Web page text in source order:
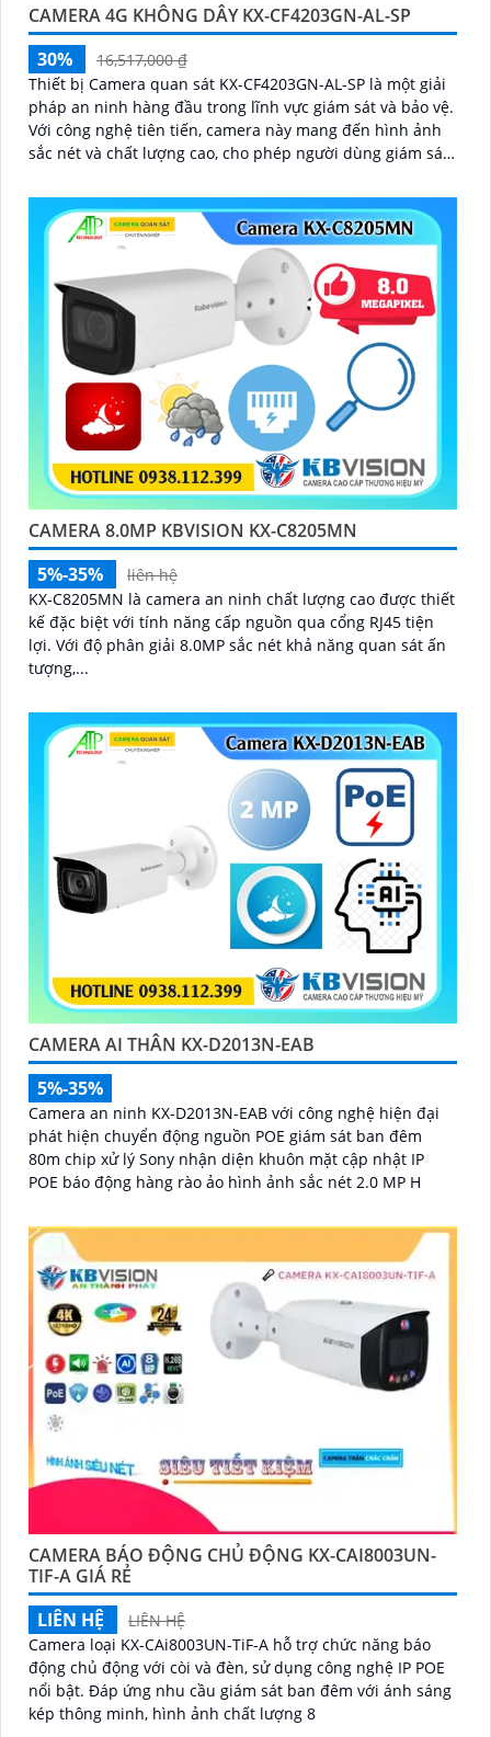
CAMERA 4G KHÔNG DÂY KX-CF4203GN-AL-SP
30%
16,517,000 ₫
Thiết bị Camera quan sát KX-CF4203GN-AL-SP là một giải
pháp an ninh hàng đầu trong lĩnh vực giám sát và bảo vệ.
Với công nghệ tiên tiến, camera này mang đến hình ảnh
sắc nét và chất lượng cao, cho phép người dùng giám sát
CAMERA 8.0MP KBVISION KX-C8205MN
5%-35%
liên hệ
KX-C8205MN là camera an ninh chất lượng cao được thiết
kế đặc biệt với tính năng cấp nguồn qua cổng RJ45 tiện
lợi. Với độ phân giải 8.0MP sắc nét khả năng quan sát ấn
tượng,...
CAMERA AI THÂN KX-D2013N-EAB
5%-35%
Camera an ninh KX-D2013N-EAB với công nghệ hiện đại
phát hiện chuyển động nguồn POE giám sát ban đêm
80m chip xử lý Sony nhận diện khuôn mặt cập nhật IP
POE báo động hàng rào ảo hình ảnh sắc nét 2.0 MP H
CAMERA BÁO ĐỘNG CHỦ ĐỘNG KX-CAI8003UN-
TIF-A GIÁ RẺ
LIÊN HỆ
LIÊN HỆ
Camera loại KX-CAi8003UN-TiF-A hỗ trợ chức năng báo
động chủ động với còi và đèn, sử dụng công nghệ IP POE
nổi bật. Đáp ứng nhu cầu giám sát ban đêm với ánh sáng
kép thông minh, hình ảnh chất lượng 8